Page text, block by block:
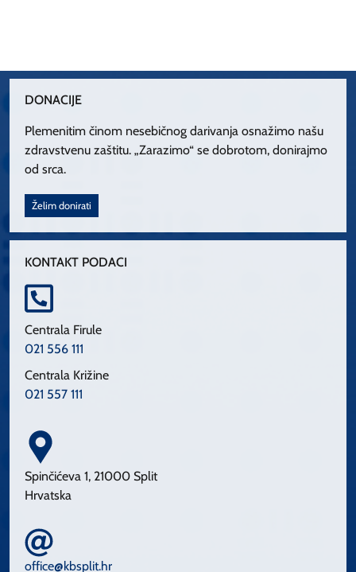
DONACIJE
Plemenitim činom nesebičnog darivanja osnažimo našu
zdravstvenu zaštitu. „Zarazimo“ se dobrotom, donirajmo
od srca.
Želim donirati
KONTAKT PODACI
Centrala Firule
021 556 111
Centrala Križine
021 557 111
Spinčićeva 1, 21000 Split
Hrvatska
office@kbsplit.hr